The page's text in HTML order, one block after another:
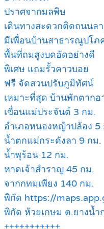
ปราศจากมลพิษ
เดินทางสะดวกติดถนนล
มีเพื่อนบ้านสาธารณูปโภ
พื้นที่ถมสูงบดอัดอย่างดี
พิเศษ แถมรั้วคาวบอย
ฟรี จัดสวนปรับภูมิทัศน์
เหมาะที่สุด บ้านพักตากอ
เขื่อนแม่ประจันต์ 3 กม.
อำเภอหนองหญ้าปล้อง 5
น้ำตกแม่กระดังลา 9 กม.
น้ำพุร้อน 12 กม.
หาดเจ้าสำราญ 45 กม.
จากกทมเพียง 140 กม.
พิกัด https://
พิกัด ห้วยเกษม ต.ยางน้ำ
+++++++++++